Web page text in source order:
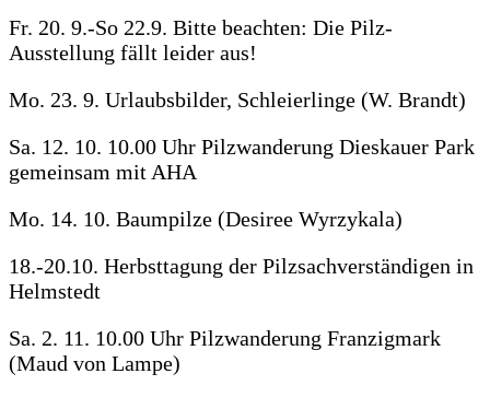
Fr. 20. 9.-So 22.9. Bitte beachten: Die Pilz-
Ausstellung fällt leider aus!
Mo. 23. 9. Urlaubsbilder, Schleierlinge (W. Brandt)
Sa. 12. 10. 10.00 Uhr Pilzwanderung Dieskauer Park
gemeinsam mit AHA
Mo. 14. 10. Baumpilze (Desiree Wyrzykala)
18.-20.10. Herbsttagung der Pilzsachverständigen in
Helmstedt
Sa. 2. 11. 10.00 Uhr Pilzwanderung Franzigmark
(Maud von Lampe)